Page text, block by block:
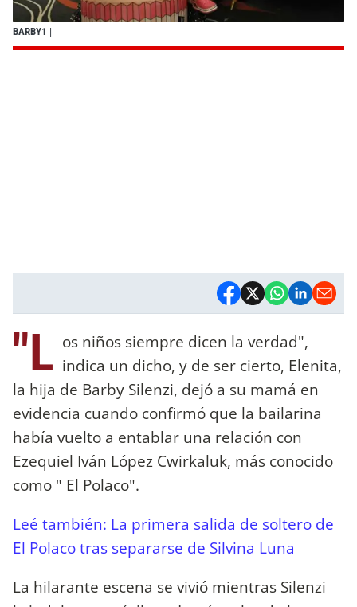
BARBY1 |
"L os niños siempre dicen la verdad",
indica un dicho, y de ser cierto, Elenita,
la hija de Barby Silenzi, dejó a su mamá en
evidencia cuando confirmó que la bailarina
había vuelto a entablar una relación con
Ezequiel Iván López Cwirkaluk, más conocido
como " El Polaco".
Leé también: La primera salida de soltero de
El Polaco tras separarse de Silvina Luna
La hilarante escena se vivió mientras Silenzi